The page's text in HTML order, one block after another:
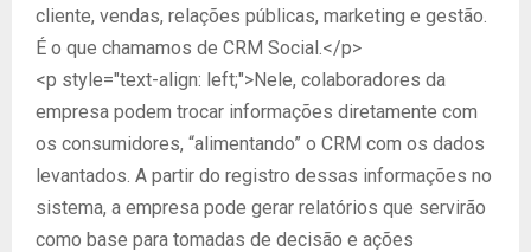
cliente, vendas, relações públicas, marketing e gestão.
É o que chamamos de CRM Social.</p>
<p style="text-align: left;">Nele, colaboradores da
empresa podem trocar informações diretamente com
os consumidores, “alimentando” o CRM com os dados
levantados. A partir do registro dessas informações no
sistema, a empresa pode gerar relatórios que servirão
como base para tomadas de decisão e ações